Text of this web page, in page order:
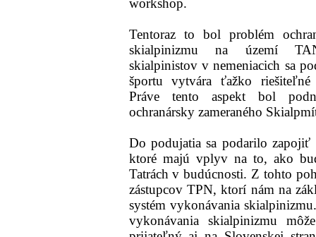
workshop.
Tentoraz to bol problém
skialpinizmu na území
skialpinistov v nemeniacich sa
športu vytvára ťažko
Práve tento aspekt bol
ochranársky zameraného
Do podujatia sa podarilo zapojiť
ktoré majú vplyv na to, ako
Tatrách v budúcnosti. Z tohto
zástupcov TPN, ktorí nám na
systém vykonávania
vykonávania skialpinizmu